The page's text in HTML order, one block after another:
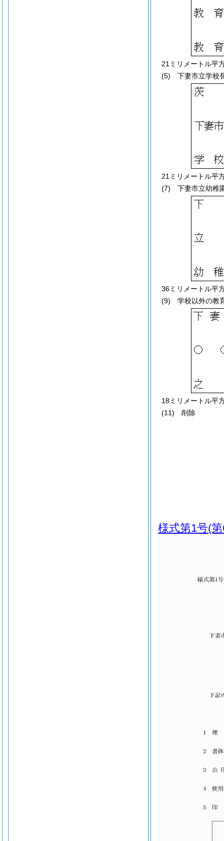
21ミリメートル平
(5) 下妻市立学校
21ミリメートル平
(7) 下妻市立幼稚
36ミリメートル平
(9) 学校以外の教
18ミリメートル平
(11) 削除
様式第1号(